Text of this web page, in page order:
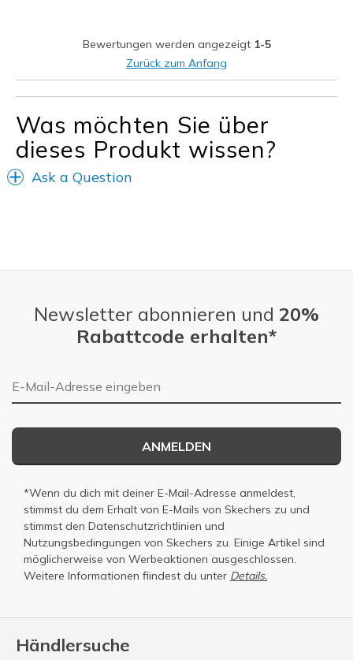
View On Shoes
Shoes are for Wearing
Bewertungen werden angezeigt 1-5
Zurück zum Anfang
Was möchten Sie über
dieses Produkt wissen?
Ask a Question
Händlersuche
Newsletter abonnieren und 20%
Rabattcode erhalten*
E-Mail-Adresse
ANMELDEN
*Wenn du dich mit deiner E-Mail-Adresse anmeldest,
stimmst du dem Erhalt von E-Mails von Skechers zu und
stimmst den Datenschutzrichtlinien und
Nutzungsbedingungen von Skechers zu. Einige Artikel sind
möglicherweise von Werbeaktionen ausgeschlossen.
Weitere Informationen fiindest du unter Details.